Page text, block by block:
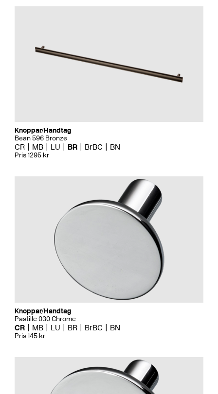
Knoppar/Handtag
Bean 596 Bronze
CR MB LU BR BrBC BN
Pris 1295 kr
Knoppar/Handtag
Pastille 030 Chrome
CR MB LU BR BrBC BN
Pris 145 kr